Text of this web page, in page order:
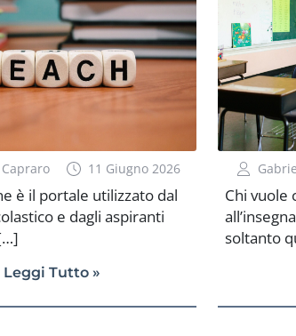
11 Giugno 2026
è il portale utilizzato dal
e dagli aspiranti
Leggi Tutto »
Chi vuole
soltanto